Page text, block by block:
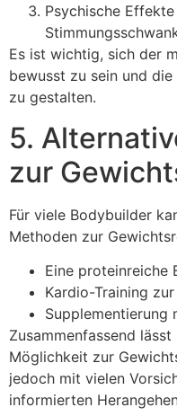
Psychische
Es ist wichtig, sich der
bewusst zu sein und
zu gestalten.
5.
zur
Für viele Bodybuilder
Methoden zur
Eine proteinreiche
Kardio-Training
Supplementierung
Zusammenfassend
Möglichkeit zur
jedoch mit vielen
informierten